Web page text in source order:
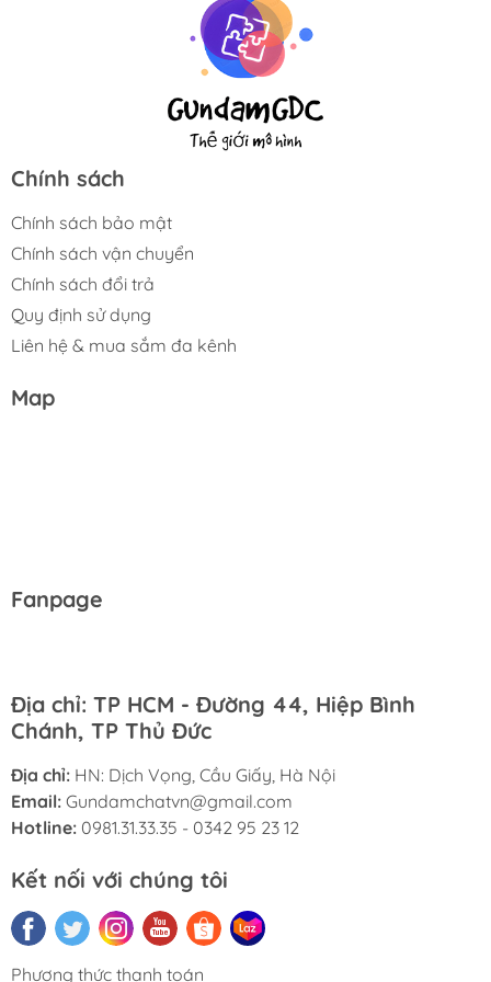
Chính sách
Chính sách bảo mật
Chính sách vận chuyển
Chính sách đổi trả
Quy định sử dụng
Liên hệ & mua sắm đa kênh
Map
Fanpage
Địa chỉ: TP HCM - Đường 44, Hiệp Bình
Chánh, TP Thủ Đức
Địa chỉ: HN: Dịch Vọng, Cầu Giấy, Hà Nội
Email: Gundamchatvn@gmail.com
Hotline: 0981.31.33.35 - 0342 95 23 12
Kết nối với chúng tôi
Phương thức thanh toán